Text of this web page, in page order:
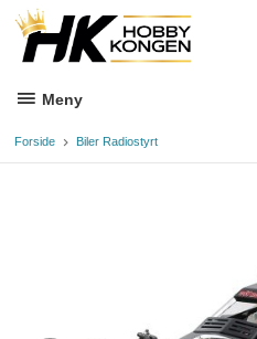
innholdet
Meny
Forside Biler Radiostyrt